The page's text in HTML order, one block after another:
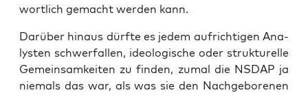
wort­lich gemacht wer­den kann.
Dar­über hin­aus dürf­te es jedem auf­rich­ti­gen Ana­
lys­ten schwer­fal­len, ideo­lo­gi­sche oder struk­tu­rel­le
Gemein­sam­kei­ten zu fin­den, zumal die ­NSDAP ja
nie­mals das war, als was sie den Nach­ge­bo­re­nen